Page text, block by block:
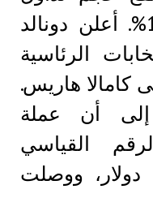
عملة الميم بنسبة 137%. أعلن دونالد
الرئاسية
لعام 2024 على كامالا هاريس.
أن عملة
القياسي
73 ألف دولار، ووصلت